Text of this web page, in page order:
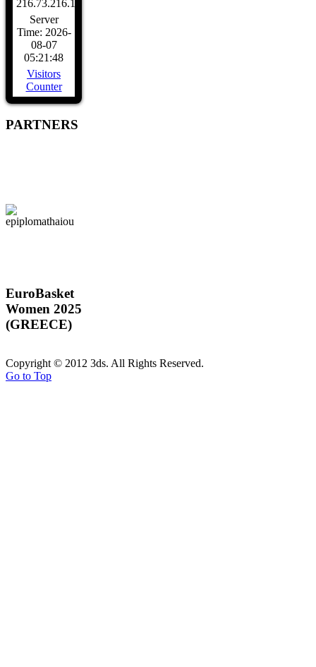
216.73.216.15
Server
Time: 2026-
08-07
05:21:48
Visitors
Counter
PARTNERS
EuroBasket
Women 2025
(GREECE)
Copyright © 2012 3ds. All Rights Reserved.
Go to Top